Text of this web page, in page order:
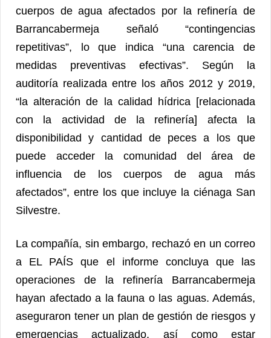
cuerpos de agua afectados por la refinería de
Barrancabermeja señaló “contingencias
repetitivas”, lo que indica “una carencia de
medidas preventivas efectivas”. Según la
auditoría realizada entre los años 2012 y 2019,
“la alteración de la calidad hídrica [relacionada
con la actividad de la refinería] afecta la
disponibilidad y cantidad de peces a los que
puede acceder la comunidad del área de
influencia de los cuerpos de agua más
afectados”, entre los que incluye la ciénaga San
Silvestre.
La compañía, sin embargo, rechazó en un correo
a EL PAÍS que el informe concluya que las
operaciones de la refinería Barrancabermeja
hayan afectado a la fauna o las aguas. Además,
aseguraron tener un plan de gestión de riesgos y
emergencias actualizado, así como estar